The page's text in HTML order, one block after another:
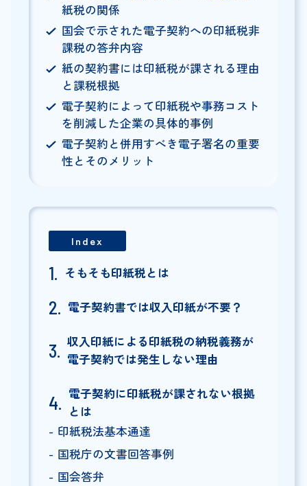
紙税の関係
国会で示された電子契約への印紙税非
課税の答弁内容
紙の契約書には印紙税が課される理由
と課税根拠
電子契約によって印紙税や事務コスト
を削減した企業の具体的事例
電子契約と併用すべき電子署名の重要
性とそのメリット
Index
そもそも印紙税とは
電子契約書では収入印紙が不要？
収入印紙による印紙税の納税義務が
電子契約では発生しない理由
電子契約に印紙税が課されない根拠
とは
印紙税法基本通達
国税庁の文書回答事例
国会答弁